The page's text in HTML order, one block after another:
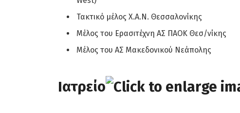
Τακτικό μέλος Χ.Α.Ν. Θεσσαλονίκης
Μέλος του Ερασιτέχνη ΑΣ ΠΑΟΚ Θεσ/νίκης
Μέλος του ΑΣ Μακεδονικού Νεάπολης
Ιατρείο